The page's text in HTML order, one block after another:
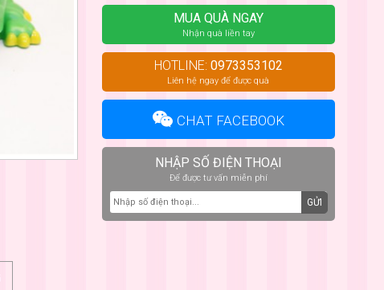
MUA QUÀ NGAY
Nhận quà liền tay
HOTLINE: 0973353102
Liên hệ ngay để được quà
CHAT FACEBOOK
NHẬP SỐ ĐIỆN THOẠI
Để được tư vấn miễn phí
GỬI